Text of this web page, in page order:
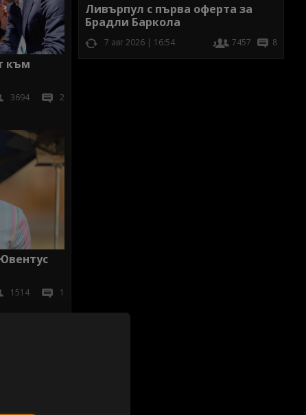
към
3694 2
1514 1
Ливърпул с първа оферта за
Брадли Баркола
7 авг 2026 | 16:54 7457 8